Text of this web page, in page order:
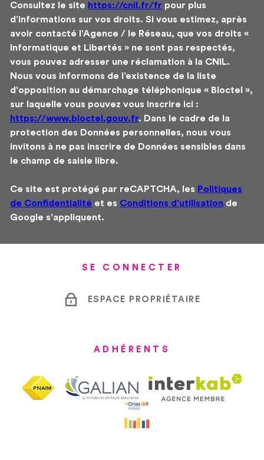
Consultez le site https://cnil.fr/fr pour plus
d’informations sur vos droits. Si vous estimez, après
avoir contacté l'Agence / le Réseau, que vos droits «
Informatique et Libertés » ne sont pas respectés,
vous pouvez adresser une réclamation à la CNIL.
Nous vous informons de l’existence de la liste
d'opposition au démarchage téléphonique « Bloctel »,
sur laquelle vous pouvez vous inscrire ici :
https://www.bloctel.gouv.fr. Dans le cadre de la
protection des Données personnelles, nous vous
invitons à ne pas inscrire de Données sensibles dans
le champ de saisie libre.
Ce site est protégé par reCAPTCHA, les Politiques
de Confidentialité et es Conditions d'utilisation de
Google s'appliquent.
SE CONNECTER
ESPACE PROPRIÉTAIRE
ADHÉRENTS